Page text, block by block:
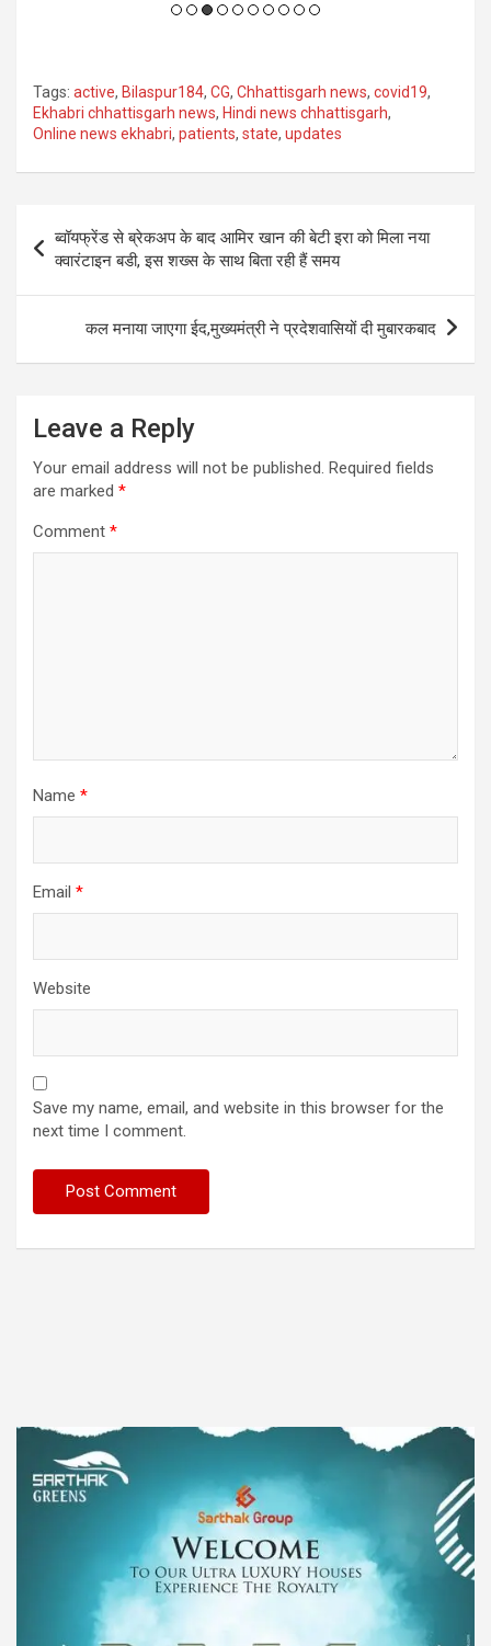
Tags: active, Bilaspur184, CG, Chhattisgarh news, covid19,
Ekhabri chhattisgarh news, Hindi news chhattisgarh,
Online news ekhabri, patients, state, updates
Post
navigation
ब्वॉयफ्रेंड से ब्रेकअप के बाद आमिर खान की बेटी इरा को मिला नया
क्वारंटाइन बडी, इस शख्स के साथ बिता रही हैं समय
कल मनाया जाएगा ईद,मुख्यमंत्री ने प्रदेशवासियों दी मुबारकबाद
Leave a Reply
Your email address will not be published. Required fields
are marked *
Comment *
Name *
Email *
Website
Save my name, email, and website in this browser for the
next time I comment.